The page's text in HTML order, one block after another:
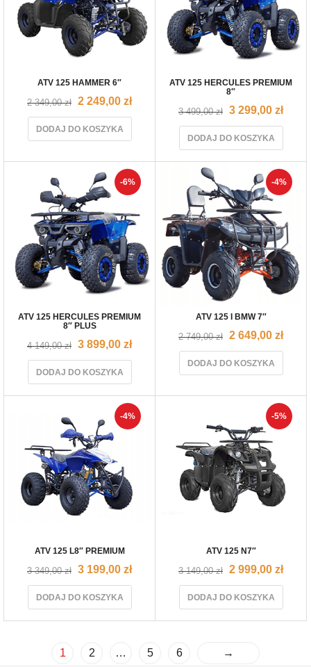
ATV 125 HAMMER 6″
2 349,00zł 2 249,00 zł
DODAJ DO KOSZYKA
ATV 125 HERCULES PREMIUM
8″
3 499,00zł 3 299,00 zł
DODAJ DO KOSZYKA
-6%
ATV 125 HERCULES PREMIUM
8″ PLUS
4 149,00zł 3 899,00 zł
DODAJ DO KOSZYKA
-4%
ATV 125 I BMW 7″
2 749,00zł 2 649,00 zł
DODAJ DO KOSZYKA
-4%
ATV 125 L8″ PREMIUM
3 349,00zł 3 199,00 zł
DODAJ DO KOSZYKA
-5%
ATV 125 N7″
3 149,00zł 2 999,00 zł
DODAJ DO KOSZYKA
1 2 … 5 6 →